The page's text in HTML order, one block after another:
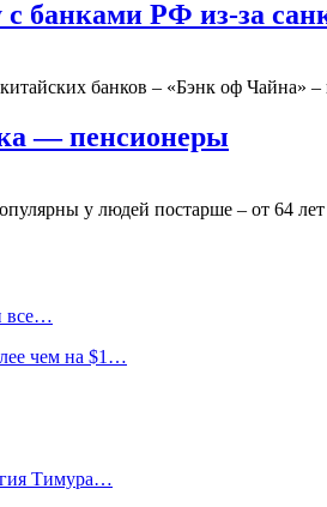
с банками РФ из-за
банков – «Бэнк оф Чайна»
— пенсионеры
у людей постарше – от 64
все…
чем на $1…
Тимура…